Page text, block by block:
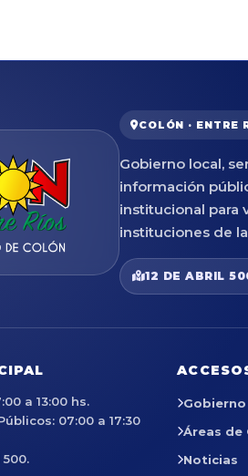
COLÓN · ENTRE
Gobierno local,
información
institucional para
instituciones de
12 DE ABRIL
a 13:00 hs.
07:00 a 17:30
Gobierno
Áreas de
Noticias